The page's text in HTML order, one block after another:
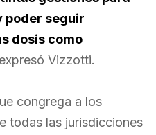
poder seguir
dosis como
Vizzotti.
congrega a los
todas las jurisdicciones